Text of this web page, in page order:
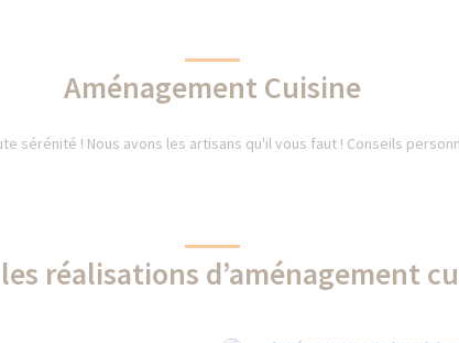
Aménagement Cuisine
sérénité ! Nous avons les artisans qu'il vous faut ! Conseils
réalisations d’aménagement